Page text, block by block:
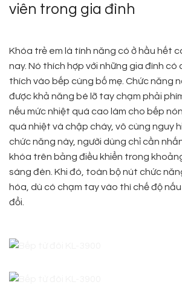
viên trong gia đình
Khóa trẻ em là tính năng có ở hầu hết
nay. Nó thích hợp với những gia đình có
thích vào bếp cùng bố mẹ. Chức năng
được khả năng bé lỡ tay chạm phải
nếu mức nhiệt quá cao làm cho bếp
quá nhiệt và chập cháy, vô cùng nguy
chức năng này, người dùng chỉ cần
khóa trên bảng điều khiển trong
sáng đèn. Khi đó, toàn bộ nút chức
hóa, dù có chạm tay vào thì chế độ
đổi.